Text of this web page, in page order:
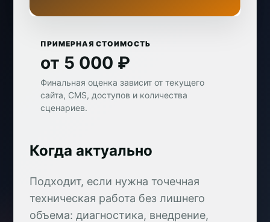
ПРИМЕРНАЯ СТОИМОСТЬ
от 5 000 ₽
Финальная оценка зависит от текущего
сайта, CMS, доступов и количества
сценариев.
Когда актуально
Подходит, если нужна точечная
техническая работа без лишнего
объема: диагностика, внедрение,